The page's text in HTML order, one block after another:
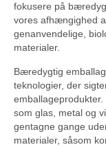
fokusere på
vores afhængighed
genanvendelige,
materialer.
Bæredygtig
teknologier, der
som glas, metal og
gentagne gange
materialer, såsom